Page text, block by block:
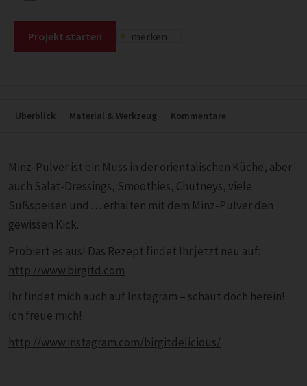
Projekt starten merken
Überblick Material & Werkzeug Kommentare
Minz-Pulver ist ein Muss in der orientalischen Küche, aber
auch Salat-Dressings, Smoothies, Chutneys, viele
Süßspeisen und . . . erhalten mit dem Minz-Pulver den
gewissen Kick.
Probiert es aus! Das Rezept findet Ihr jetzt neu auf:
http://www.birgitd.com
Ihr findet mich auch auf Instagram – schaut doch herein!
Ich freue mich!
http://www.instagram.com/birgitdelicious/